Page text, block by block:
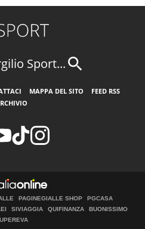
Sport...
MAPPA DEL SITO
FEED RSS
PAGINEGIALLE SHOP
PGCASA
SIVIAGGIA QUIFINANZA
BUONISSIMO